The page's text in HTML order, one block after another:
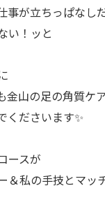
事が立ちっぱなし
い！ッと
金山の足の角質ケ
くださいます✨
ースが
＆私の手技とマッ